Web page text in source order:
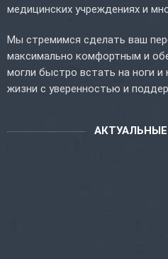
медицинских учреждениях и
Мы стремимся сделать ваш
максимально комфортным и
могли быстро встать на ноги и
жизни с уверенностью и